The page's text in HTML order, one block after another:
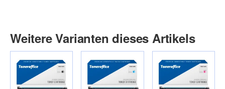
Weitere Varianten dieses Artikels